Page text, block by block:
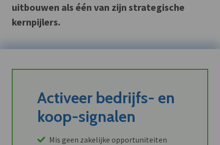
uitbouwen als één van zijn strategische
kernpijlers.
Activeer bedrijfs- en
koop-signalen
Mis geen zakelijke opportuniteiten